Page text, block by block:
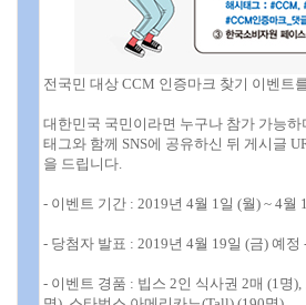
전국민 대상 CCM 인증마크 찾기 이벤트
대한민국 국민이라면 누구나 참가 가능
태그와 함께 SNS에 공유하신 뒤 게시글
을 드립니다.
- 이벤트 기간 : 2019년 4월 1일 (월) ~ 4월
- 당첨자 발표 : 2019년 4월 19일 (금) 예
- 이벤트 경품 : 빕스 2인 식사권 2매 (1명